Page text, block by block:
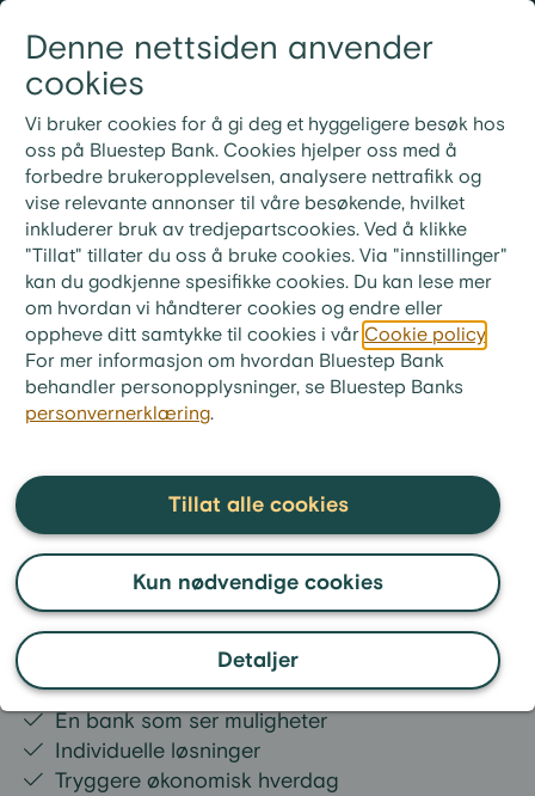
Denne nettsiden anvender
cookies
Vi bruker cookies for å gi deg et hyggeligere besøk hos
oss på Bluestep Bank. Cookies hjelper oss med å
forbedre brukeropplevelsen, analysere nettrafikk og
vise relevante annonser til våre besøkende, hvilket
inkluderer bruk av tredjepartscookies. Ved å klikke
"Tillat" tillater du oss å bruke cookies. Via "innstillinger"
kan du godkjenne spesifikke cookies. Du kan lese mer
om hvordan vi håndterer cookies og endre eller
oppheve ditt samtykke til cookies i vår Cookie policy
For mer informasjon om hvordan Bluestep Bank
behandler personopplysninger, se Bluestep Banks
personvernerklæring.
Detaljer
Kun nødvendige cookies
Tillat alle cookies
Nye rutiner for ekstrainnbetaling på lån
Ved ekstrainnbetaling på lånet ditt må du bruke
KID-nummeret fra din siste faktura. Ønsker du i
stedet å betale neste måneds innbetaling, skriv «Til
gode + ditt lånenummer» i meldingsfeltet i stedet for
KID-nummer.
En fordomsfri bank
I motsetning til tradisjonelle banker avviser ikke vi
deg selv om du ikke har fast jobb eller har noen
betalingsanmerkninger.
Så lenge du har en bolig vi kan ta pant i, er det
viktigste for oss din nåværende betalingsevne.
Du skal kunne få hjelp med refinansiering, uansett
økonomisk bakgrunn.
Har du flere dyre lån og kreditter? Ved å samle
dem i ett lån kan du få lavere månedlige
kostnader og bedre oversikt.
En bank som ser muligheter
Individuelle løsninger
Tryggere økonomisk hverdag